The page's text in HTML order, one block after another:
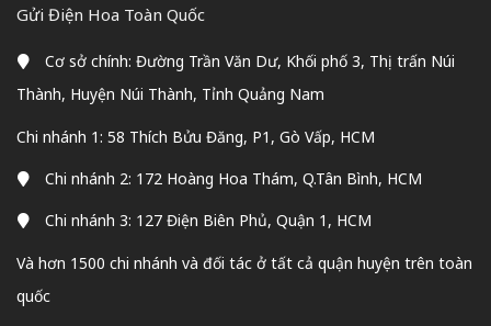
Gửi Điện Hoa Toàn Quốc
Cơ sở chính: Đường Trần Văn Dư, Khối phố 3, Thị trấn Núi
Thành, Huyện Núi Thành, Tỉnh Quảng Nam
Chi nhánh 1: 58 Thích Bửu Đăng, P1, Gò Vấp, HCM
Chi nhánh 2: 172 Hoàng Hoa Thám, Q.Tân Bình, HCM
Chi nhánh 3: 127 Điện Biên Phủ, Quận 1, HCM
Và hơn 1500 chi nhánh và đối tác ở tất cả quận huyện trên toàn
quốc